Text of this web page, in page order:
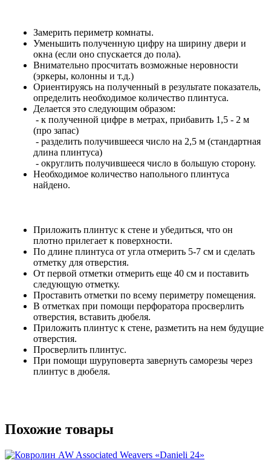
Замерить периметр комнаты.
Уменьшить полученную цифру на ширину двери и
окна (если оно спускается до пола).
Внимательно просчитать возможные неровности
(эркеры, колонны и т.д.)
Ориентируясь на полученный в результате показатель,
определить необходимое количество плинтуса.
Делается это следующим образом:
- к полученной цифре в метрах, прибавить 1,5 - 2 м
(про запас)
- разделить получившееся число на 2,5 м (стандартная
длина плинтуса)
- округлить получившееся число в большую сторону.
Необходимое количество напольного плинтуса
найдено.
Приложить плинтус к стене и убедиться, что он
плотно прилегает к поверхности.
По длине плинтуса от угла отмерить 5-7 см и сделать
отметку для отверстия.
От первой отметки отмерить еще 40 см и поставить
следующую отметку.
Проставить отметки по всему периметру помещения.
В отметках при помощи перфоратора просверлить
отверстия, вставить дюбеля.
Приложить плинтус к стене, разметить на нем будущие
отверстия.
Просверлить плинтус.
При помощи шуруповерта завернуть саморезы через
плинтус в дюбеля.
Похожие товары